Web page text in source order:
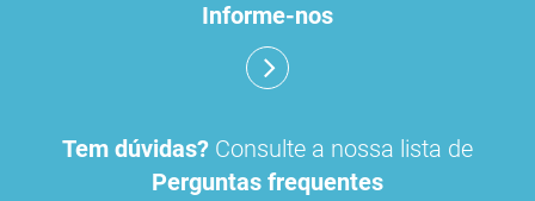
Informe-nos
Tem dúvidas? Consulte a nossa lista de
Perguntas frequentes